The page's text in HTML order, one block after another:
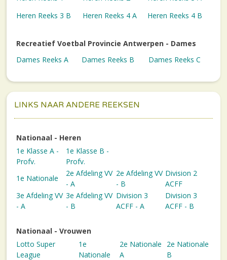
Heren Reeks 3 B
Heren Reeks 4 A Heren Reeks 4 B
Recreatief Voetbal Provincie Antwerpen - Dames
Dames Reeks A
Dames Reeks B Dames Reeks C
LINKS NAAR ANDERE REEKSEN
Nationaal - Heren
1e Klasse A -
Profv.
1e Klasse B -
Profv.
1e Nationale
2e Afdeling VV
- A
2e Afdeling VV
- B
Division 2
ACFF
3e Afdeling VV
- A
3e Afdeling VV
- B
Division 3
ACFF - A
Division 3
ACFF - B
Nationaal - Vrouwen
Lotto Super
League
1e
Nationale
2e Nationale
A
2e Nationale
B